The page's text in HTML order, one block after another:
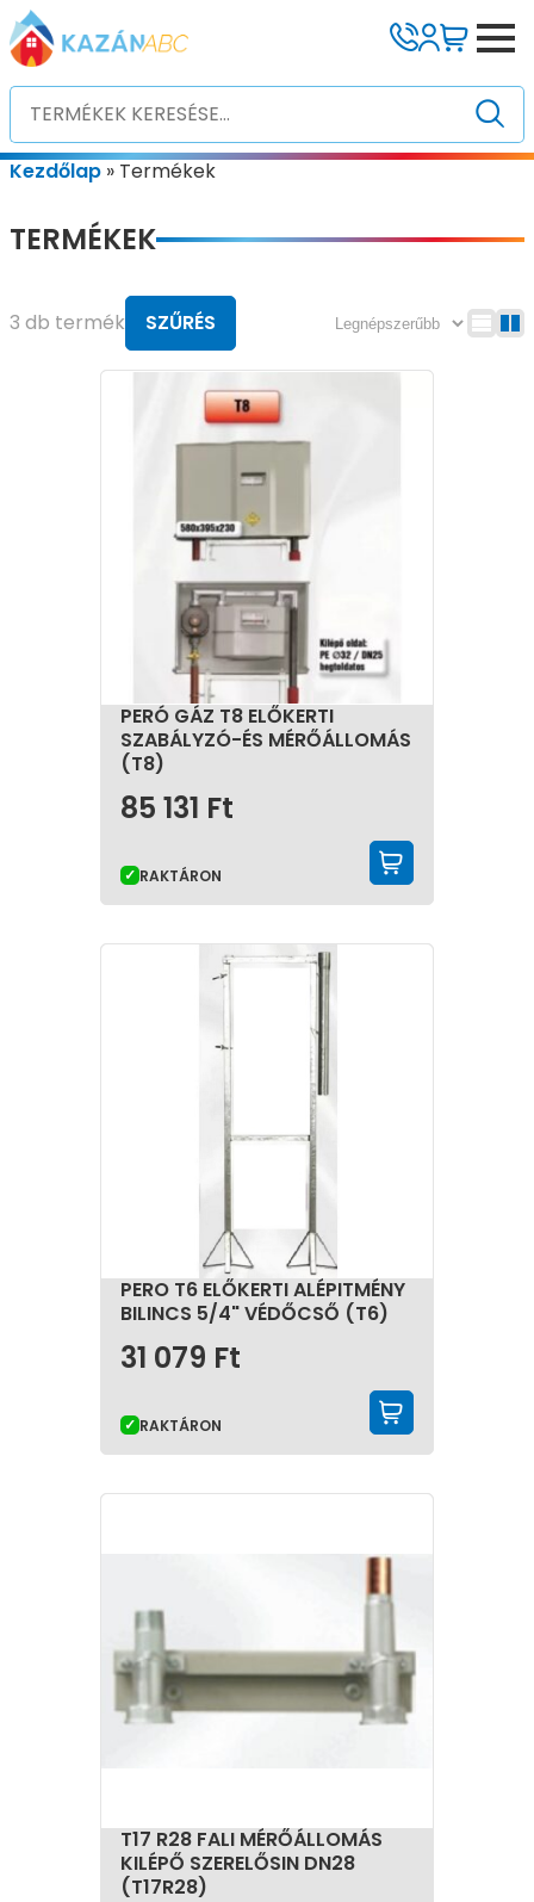
Kezdőlap » Termékek
TERMÉKEK
3 db termék SZŰRÉS
PERÓ GÁZ T8 ELŐKERTI
SZABÁLYZÓ-ÉS MÉRŐÁLLOMÁS
(T8)
85 131 Ft
RAKTÁRON
PERO T6 ELŐKERTI ALÉPITMÉNY
BILINCS 5/4" VÉDŐCSŐ (T6)
31 079 Ft
RAKTÁRON
T17 R28 FALI MÉRŐÁLLOMÁS
KILÉPŐ SZERELŐSIN DN28
(T17R28)